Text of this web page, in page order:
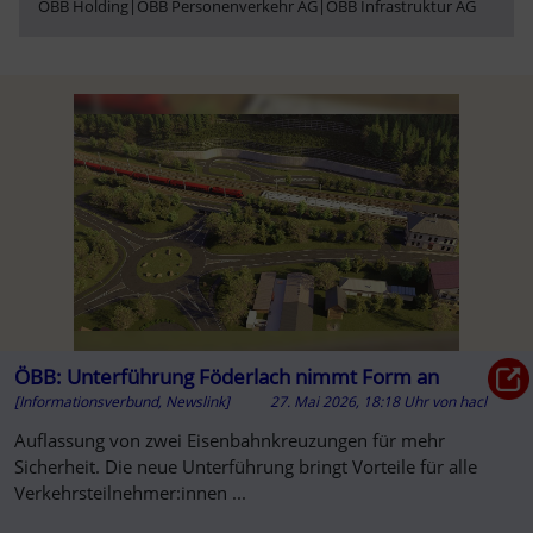
ÖBB Holding ÖBB Personenverkehr AG ÖBB Infrastruktur AG
ÖBB: Unterführung Föderlach nimmt Form an
[Informationsverbund, Newslink] 27. Mai 2026, 18:18 Uhr vonhacl
Auflassung von zwei Eisenbahnkreuzungen für mehr
Sicherheit. Die neue Unterführung bringt Vorteile für alle
Verkehrsteilnehmer:innen ...